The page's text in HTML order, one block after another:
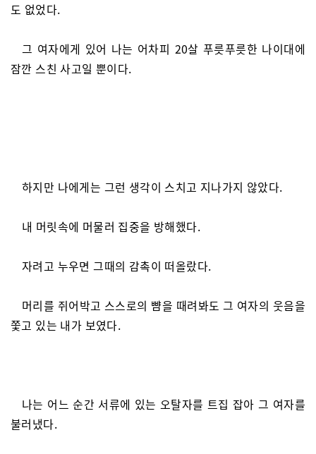
도 없었다.
그 여자에게 있어 나는 어차피 20살 푸릇푸릇한 나이대에
잠깐 스친 사고일 뿐이다.
하지만 나에게는 그런 생각이 스치고 지나가지 않았다.
내 머릿속에 머물러 집중을 방해했다.
자려고 누우면 그때의 감촉이 떠올랐다.
머리를 쥐어박고 스스로의 뺨을 때려봐도 그 여자의 웃음을
쫓고 있는 내가 보였다.
나는 어느 순간 서류에 있는 오탈자를 트집 잡아 그 여자를
불러냈다.